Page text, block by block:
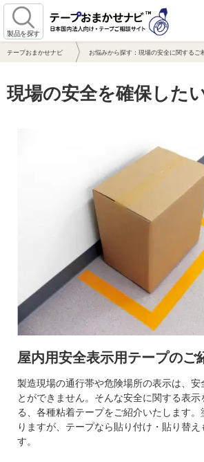
製品を探す
テープおまかせナビ お悩みから探す：現場の安全に関するご
現場の安全を確保した
屋内用安全表示用テープのご
製造現場の通行帯や危険場所の表示は、安
とができません。そんな安全に関する表示
る、各種粘着テープをご紹介いたします
りますが、テープなら貼り付け・貼り替え
す。